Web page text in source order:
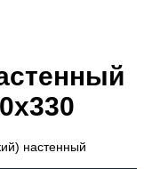
настенный